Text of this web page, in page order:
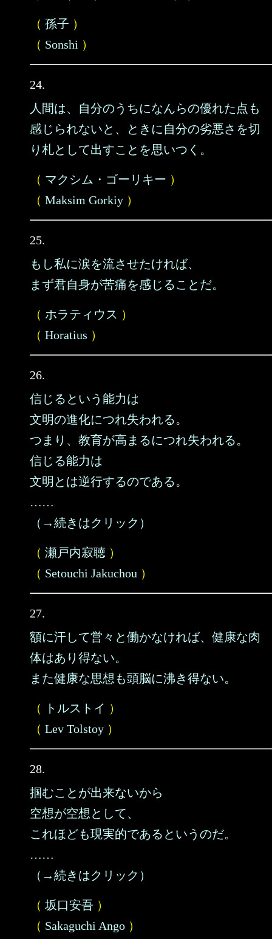
（ 孫子 ）
（ Sonshi ）
24.
人間は、自分のうちになんらの優れた点も
感じられないと、ときに自分の劣悪さを切
り札として出すことを思いつく。
（ マクシム・ゴーリキー ）
（ Maksim Gorkiy ）
25.
もし私に涙を流させたければ、
まず君自身が苦痛を感じることだ。
（ ホラティウス ）
（ Horatius ）
26.
信じるという能力は
文明の進化につれ失われる。
つまり、教育が高まるにつれ失われる。
信じる能力は
文明とは逆行するのである。
……
（→続きはクリック）
（ 瀬戸内寂聴 ）
（ Setouchi Jakuchou ）
27.
額に汗して営々と働かなければ、健康な肉
体はあり得ない。
また健康な思想も頭脳に沸き得ない。
（ トルストイ ）
（ Lev Tolstoy ）
28.
掴むことが出来ないから
空想が空想として、
これほども現実的であるというのだ。
……
（→続きはクリック）
（ 坂口安吾 ）
（ Sakaguchi Ango ）